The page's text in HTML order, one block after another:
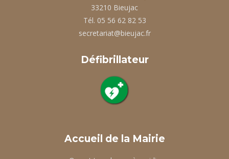
33210 Bieujac
Tél. 05 56 62 82 53
secretariat@bieujac.fr
Défibrillateur
Accueil de la Mairie